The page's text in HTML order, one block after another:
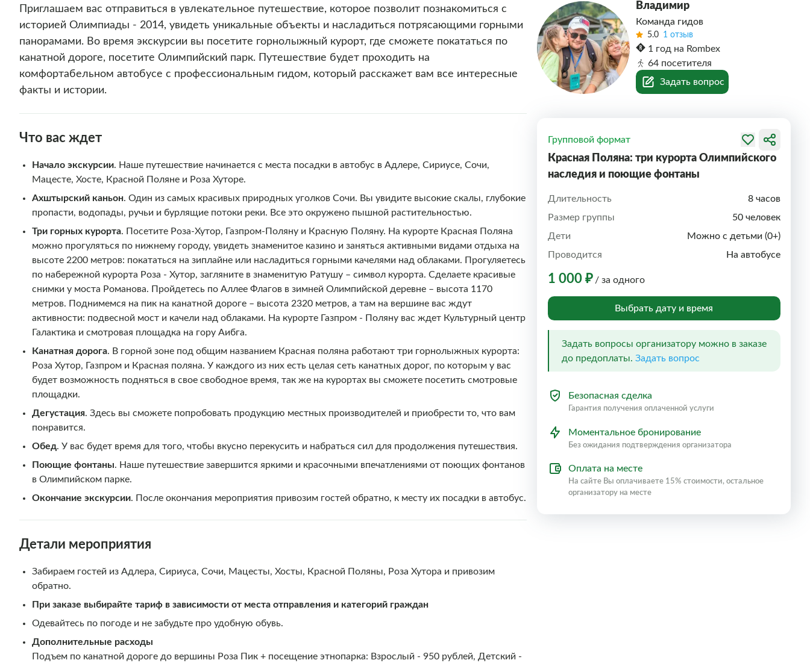
Приглашаем вас отправиться в увлекательное путешествие, которое позволит познакомиться с
историей Олимпиады - 2014, увидеть уникальные объекты и насладиться потрясающими горными
панорамами. Во время экскурсии вы посетите горнолыжный курорт, где сможете покататься по
канатной дороге, посетите Олимпийский парк. Путешествие будет проходить на
комфортабельном автобусе с профессиональным гидом, который расскажет вам все интересные
факты и истории.
Что вас ждет
Начало экскурсии. Наше путешествие начинается с места посадки в автобус в Адлере, Сириусе, Сочи,
Мацесте, Хосте, Красной Поляне и Роза Хуторе.
Ахштырский каньон. Один из самых красивых природных уголков Сочи. Вы увидите высокие скалы, глубокие
пропасти, водопады, ручьи и бурлящие потоки реки. Все это окружено пышной растительностью.
Три горных курорта. Посетите Роза-Хутор, Газпром-Поляну и Красную Поляну. На курорте Красная Поляна
можно прогуляться по нижнему городу, увидеть знаменитое казино и заняться активными видами отдыха на
высоте 2200 метров: покататься на зиплайне или насладиться горными качелями над облаками. Прогуляетесь
по набережной курорта Роза - Хутор, загляните в знаменитую Ратушу – символ курорта. Сделаете красивые
снимки у моста Романова. Пройдетесь по Аллее Флагов в зимней Олимпийской деревне – высота 1170
метров. Поднимемся на пик на канатной дороге – высота 2320 метров, а там на вершине вас ждут
активности: подвесной мост и качели над облаками. На курорте Газпром - Поляну вас ждет Культурный центр
Галактика и смотровая площадка на гору Аибга.
Канатная дорога. В горной зоне под общим названием Красная поляна работают три горнолыжных курорта:
Роза Хутор, Газпром и Красная поляна. У каждого из них есть целая сеть канатных дорог, по которым у вас
будет возможность подняться в свое свободное время, так же на курортах вы сможете посетить смотровые
площадки.
Дегустация. Здесь вы сможете попробовать продукцию местных производителей и приобрести то, что вам
понравится.
Обед. У вас будет время для того, чтобы вкусно перекусить и набраться сил для продолжения путешествия.
Поющие фонтаны. Наше путешествие завершится яркими и красочными впечатлениями от поющих фонтанов
в Олимпийском парке.
Окончание экскурсии. После окончания мероприятия привозим гостей обратно, к месту их посадки в автобус.
Детали мероприятия
Забираем гостей из Адлера, Сириуса, Сочи, Мацесты, Хосты, Красной Поляны, Роза Хутора и привозим
обратно.
При заказе выбирайте тариф в зависимости от места отправления и категорий граждан
Одевайтесь по погоде и не забудьте про удобную обувь.
Дополнительные расходы
Подъем по канатной дороге до вершины Роза Пик + посещение этнопарка: Взрослый - 950 рублей, Детский -
Владимир
Команда гидов
5.0 1 отзыв
1 год на Rombex
64 посетителя
Задать вопрос
Групповой формат
Красная Поляна: три курорта Олимпийского
наследия и поющие фонтаны
Длительность
8 часов
Размер группы
50 человек
Дети
Можно с детьми (0+)
Проводится
На автобусе
1 000 ₽ / за одного
Выбрать дату и время
Задать вопросы организатору можно в заказе
до предоплаты. Задать вопрос
Безопасная сделка
Гарантия получения оплаченной услуги
Моментальное бронирование
Без ожидания подтверждения организатора
Оплата на месте
На сайте Вы оплачиваете 15% стоимости, остальное
организатору на месте